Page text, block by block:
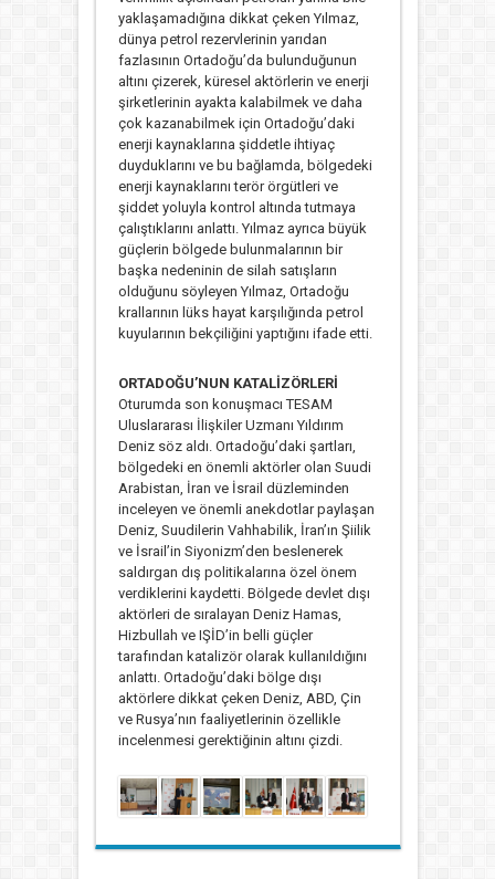
yaklaşamadığına dikkat çeken Yılmaz,
dünya petrol rezervlerinin yarıdan
fazlasının Ortadoğu’da bulunduğunun
altını çizerek, küresel aktörlerin ve enerji
şirketlerinin ayakta kalabilmek ve daha
çok kazanabilmek için Ortadoğu’daki
enerji kaynaklarına şiddetle ihtiyaç
duyduklarını ve bu bağlamda, bölgedeki
enerji kaynaklarını terör örgütleri ve
şiddet yoluyla kontrol altında tutmaya
çalıştıklarını anlattı. Yılmaz ayrıca büyük
güçlerin bölgede bulunmalarının bir
başka nedeninin de silah satışların
olduğunu söyleyen Yılmaz, Ortadoğu
krallarının lüks hayat karşılığında petrol
kuyularının bekçiliğini yaptığını ifade etti.
ORTADOĞU’NUN KATALİZÖRLERİ
Oturumda son konuşmacı TESAM
Uluslararası İlişkiler Uzmanı Yıldırım
Deniz söz aldı. Ortadoğu’daki şartları,
bölgedeki en önemli aktörler olan Suudi
Arabistan, İran ve İsrail düzleminden
inceleyen ve önemli anekdotlar paylaşan
Deniz, Suudilerin Vahhabilik, İran’ın Şiilik
ve İsrail’in Siyonizm’den beslenerek
saldırgan dış politikalarına özel önem
verdiklerini kaydetti. Bölgede devlet dışı
aktörleri de sıralayan Deniz Hamas,
Hizbullah ve IŞİD’in belli güçler
tarafından katalizör olarak kullanıldığını
anlattı. Ortadoğu’daki bölge dışı
aktörlere dikkat çeken Deniz, ABD, Çin
ve Rusya’nın faaliyetlerinin özellikle
incelenmesi gerektiğinin altını çizdi.